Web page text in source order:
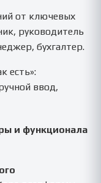
от ключевых
руководитель
бухгалтер.
есть»:
ввод,
и функционала